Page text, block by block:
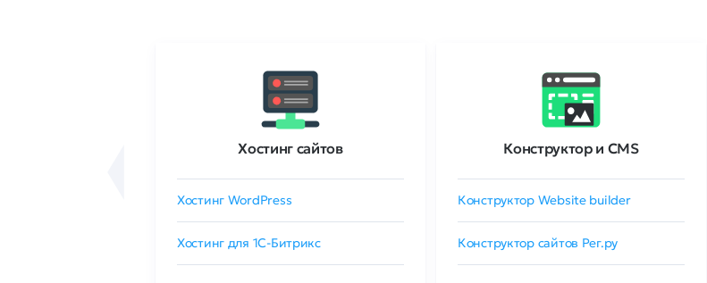
Хостинг сайтов
Хостинг WordPress
Хостинг для 1C-Битрикс
Конструктор и CMS
Конструктор Website builder
Конструктор сайтов Рег.ру